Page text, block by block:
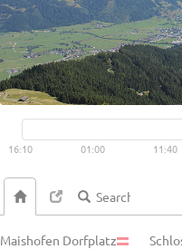
Live video
16:10 01:00 11:40
Maishofen Dorfplatz